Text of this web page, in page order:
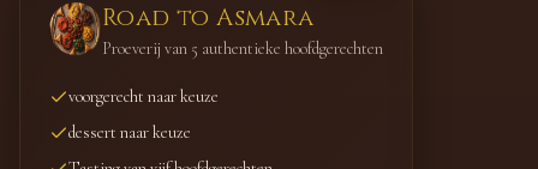
Road to Asmara
Proeverij van 5 authentieke hoofdgerechten
voorgerecht naar keuze
dessert naar keuze